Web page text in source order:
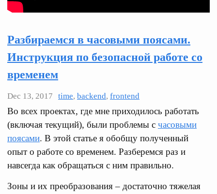
Разбираемся в часовыми поясами.
Инструкция по безопасной работе со
временем
Dec 13, 2017 time, backend, frontend
Во всех проектах, где мне приходилось работать
(включая текущий), были проблемы с часовыми
поясами. В этой статье я обобщу полученный
опыт о работе со временем. Разберемся раз и
навсегда как обращаться с ним правильно.
Зоны и их преобразования – достаточно тяжелая